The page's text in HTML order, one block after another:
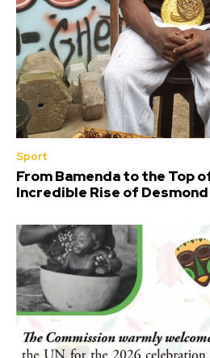
Sport
From Bamenda to the Top
Incredible Rise of Desmond